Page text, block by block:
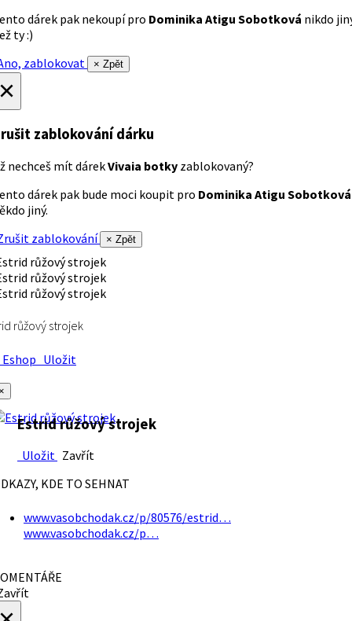
dárek pak nekoupí pro Dominika Atigu Sobotková nikdo
ty :)
zablokovat
× Zpět
zablokování dárku
nechceš mít dárekVivaia botky zablokovaný?
dárek pak bude moci koupit pro Dominika Atigu Sobotková
jiný.
zablokování
× Zpět
růžový strojek
Uložit
Estrid růžový strojek
Uložit Zavřít
KDE TO SEHNAT
www.vasobchodak.cz/p/80576/estrid…
www.vasobchodak.cz/p…